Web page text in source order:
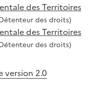
des Territoires
des droits)
des Territoires
des droits)
version 2.0